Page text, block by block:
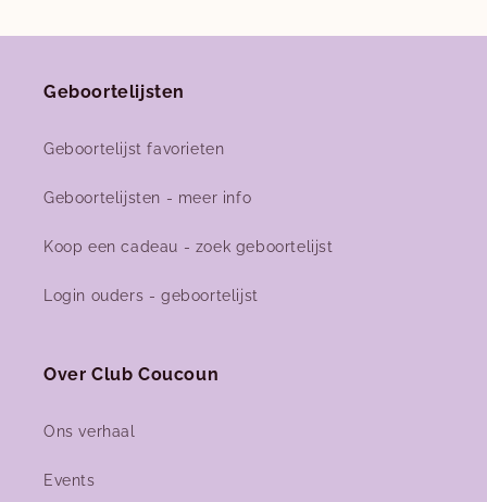
Geboortelijsten
Geboortelijst favorieten
Geboortelijsten - meer info
Koop een cadeau - zoek geboortelijst
Login ouders - geboortelijst
Over Club Coucoun
Ons verhaal
Events